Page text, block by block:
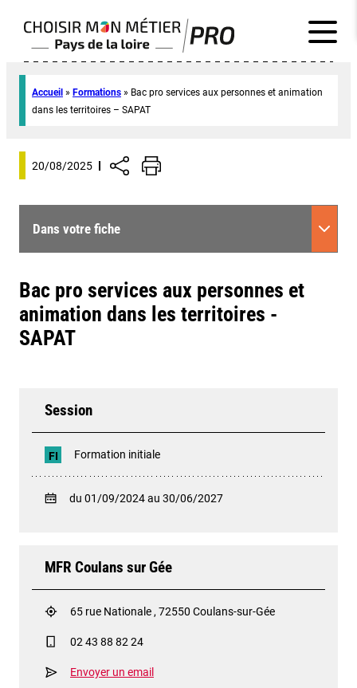
Accueil » Formations » Bac pro services aux personnes et animation
dans les territoires – SAPAT
20/08/2025
Dans votre fiche
Bac pro services aux personnes et
animation dans les territoires -
SAPAT
Session
FI Formation initiale
du 01/09/2024 au 30/06/2027
MFR Coulans sur Gée
65 rue Nationale , 72550 Coulans-sur-Gée
02 43 88 82 24
Envoyer un email